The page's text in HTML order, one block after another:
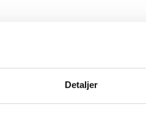
Detaljer
har kun 16% av
skaper
av